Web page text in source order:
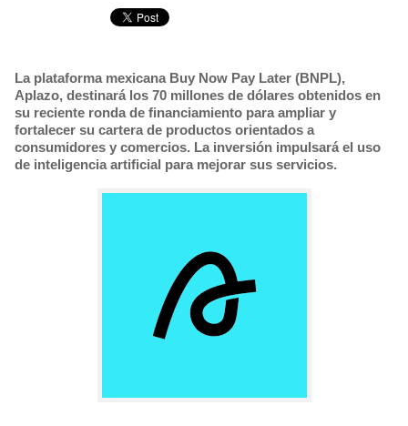
La plataforma mexicana Buy Now Pay Later (BNPL),
Aplazo, destinará los 70 millones de dólares obtenidos en
su reciente ronda de financiamiento para ampliar y
fortalecer su cartera de productos orientados a
consumidores y comercios. La inversión impulsará el uso
de inteligencia artificial para mejorar sus servicios.